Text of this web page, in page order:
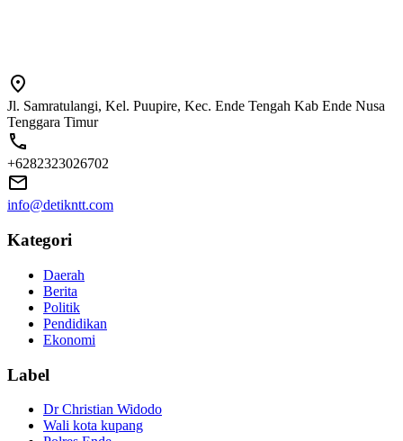
Jl. Samratulangi, Kel. Puupire, Kec. Ende Tengah Kab Ende Nusa
Tenggara Timur
+6282323026702
info@detikntt.com
Kategori
Daerah
Berita
Politik
Pendidikan
Ekonomi
Label
Dr Christian Widodo
Wali kota kupang